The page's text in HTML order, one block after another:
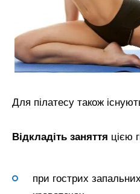
Для пілатесу також
Відкладіть заняття цією
при гострих